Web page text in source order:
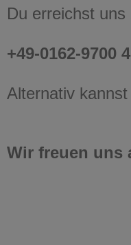
Du erreichst
+49-0162-9700
Alternativ
Wir freuen uns